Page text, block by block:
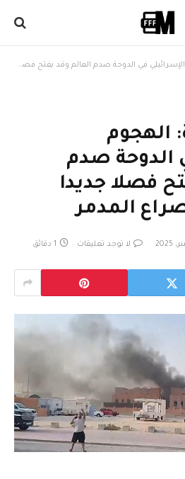
في الدوحة صدم العالم وقد يفتح فصلا جديدا وخطيرا في الصراع المدمر
الهجوم
الدوحة صدم
فصلا جديدا
المدمر
لا توجد تعليقات 1 دقائق